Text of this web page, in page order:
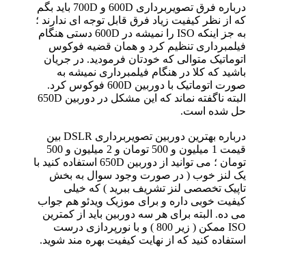
درباره فرق تصویربرداری 600D و 700D باید بگم
که از نظر کیفیت زیاد فرق قابل توجه ای ندارند ؛
به جز اینکه ISO را نمیشه در 600D دستی هنگام
فیلمبرداری تنظیم کرد و همان قضیه فوکوس
اتوماتیک متوالی که خودتان فرمودید. در جریان
باشید که کلا در هنگام فیلمبرداری نمیشه به
صورت اتوماتیک با دوربین 600D فوکوس کرد.
البته ناگفته نماند که این مشکل در دوربین 650D
حل شده است.
درباره بهترین دوربین تصویربرداری DSLR بین
قیمت 1 میلیون و 500 تومان و 2 میلیون و 500
تومان ؛ می توانید از دوربین 650D استفاده کنید با
یک لنز خوب ( در صورت وجود سوال به بخش
تاپیک تخصصی لنز تشریف ببرید ) که خیلی
کیفیت خوبی داره و برای موزیک ویدئو هم جواب
می ده. البته برای هر سه دوربین باید از کمترین
ISO ممکن ( زیر 800 ) و با نورپردازی درست
استفاده کنید که از نهایت کیفیت بهره مند شوید.